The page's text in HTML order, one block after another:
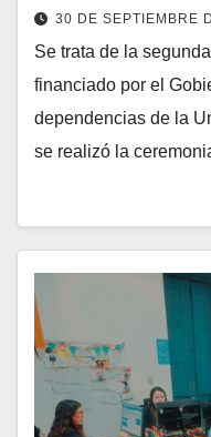
30 DE SEPTIEMBRE
Se trata de la
financiado por el
dependencias de la
se realizó la